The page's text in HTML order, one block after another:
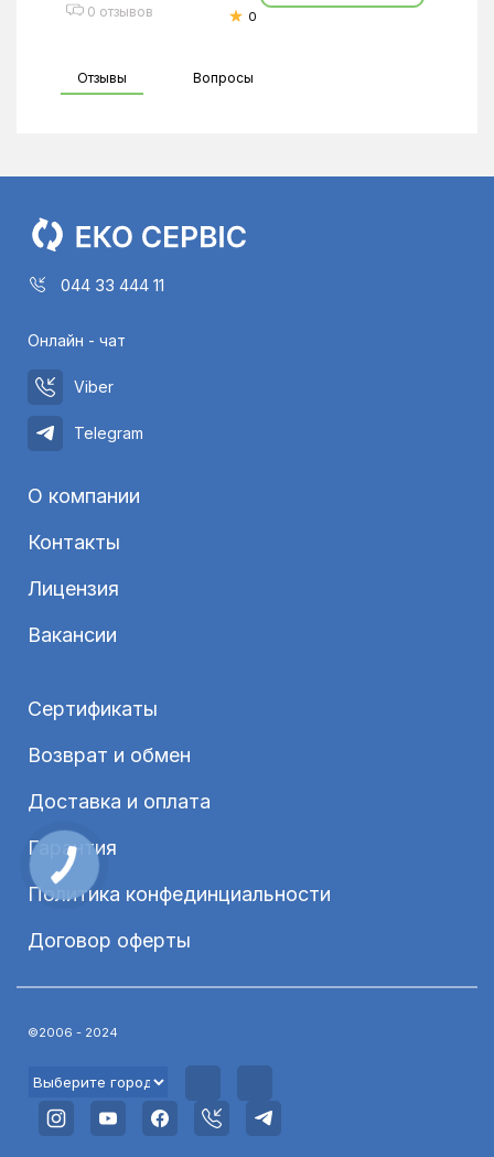
0 отзывов
0
Отзывы Вопросы
044 33 444 11
Онлайн - чат
Viber
Telegram
О компании
Контакты
Лицензия
Вакансии
Сертификаты
Возврат и обмен
Доставка и оплата
Гарантия
Политика конфединциальности
Договор оферты
©2006 - 2024